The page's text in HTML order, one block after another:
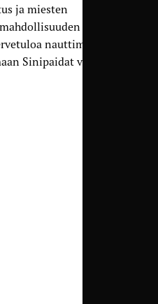
ja miesten
palata
nauttimaan
Sinipaidat voittoon!